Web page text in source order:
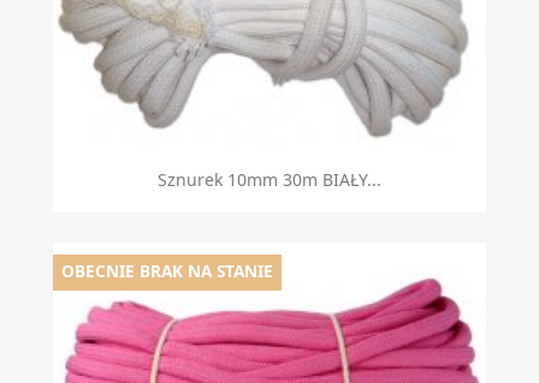
Sznurek 10mm 30m BIAŁY...
OBECNIE BRAK NA STANIE